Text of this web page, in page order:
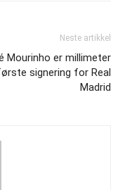
Neste artikkel
Mourinho er millimeter
signering for Real
Madrid